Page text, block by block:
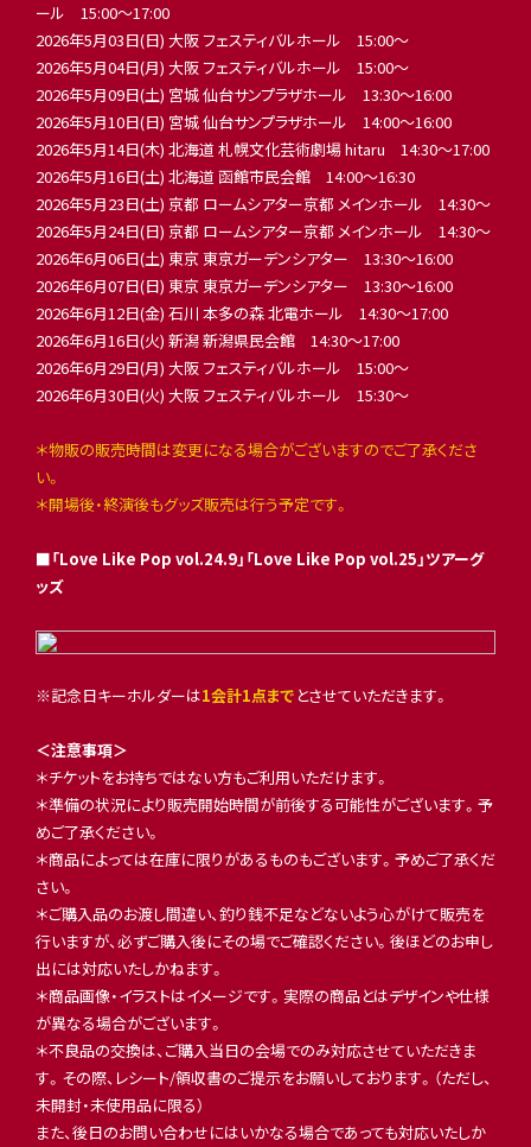
ール 15:00～17:00
2026年5月03日(日) 大阪 フェスティバルホール 15:00〜
2026年5月04日(月) 大阪 フェスティバルホール 15:00〜
2026年5月09日(土) 宮城 仙台サンプラザホール 13:30〜16:00
2026年5月10日(日) 宮城 仙台サンプラザホール 14:00〜16:00
2026年5月14日(木) 北海道 札幌文化芸術劇場 hitaru 14:30〜17:00
2026年5月16日(土) 北海道 函館市民会館 14:00〜16:30
2026年5月23日(土) 京都 ロームシアター京都 メインホール 14:30〜
2026年5月24日(日) 京都 ロームシアター京都 メインホール 14:30～
2026年6月06日(土) 東京 東京ガーデンシアター 13:30〜16:00
2026年6月07日(日) 東京 東京ガーデンシアター 13:30〜16:00
2026年6月12日(金) 石川 本多の森 北電ホール 14:30〜17:00
2026年6月16日(火) 新潟 新潟県民会館 14:30〜17:00
2026年6月29日(月) 大阪 フェスティバルホール 15:00〜
2026年6月30日(火) 大阪 フェスティバルホール 15:30～
＊物販の販売時間は変更になる場合がございますのでご了承くださ
い。
＊開場後・終演後もグッズ販売は行う予定です。
■「Love Like Pop vol.24.9」「Love Like Pop vol.25」ツアーグ
ッズ
※記念日キーホルダーは1会計1点まで とさせていただきます。
＜注意事項＞
＊チケットをお持ちではない方もご利用いただけます。
＊準備の状況により販売開始時間が前後する可能性がございます。予
めご了承ください。
＊商品によっては在庫に限りがあるものもございます。予めご了承くだ
さい。
＊ご購入品のお渡し間違い、釣り銭不足などないよう心がけて販売を
行いますが、必ずご購入後にその場でご確認ください。後ほどのお申し
出には対応いたしかねます。
＊商品画像・イラストはイメージです。実際の商品とはデザインや仕様
が異なる場合がございます。
＊不良品の交換は、ご購入当日の会場でのみ対応させていただきま
す。その際、レシート/領収書のご提示をお願いしております。（ただし、
未開封・未使用品に限る）
また、後日のお問い合わせにはいかなる場合であっても対応いたしか